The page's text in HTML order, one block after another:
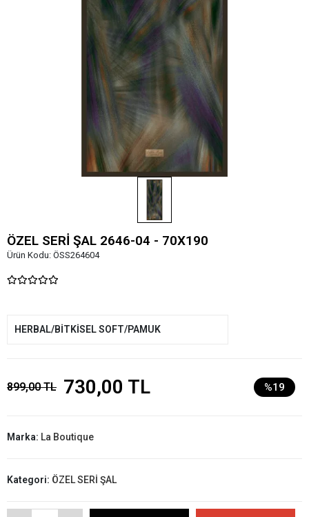
ÖZEL SERİ ŞAL 2646-04 - 70X190
Ürün Kodu: ÖSS264604
HERBAL/BİTKİSEL SOFT/PAMUK
899,00 TL 730,00 TL %19
Marka: La Boutique
Kategori: ÖZEL SERİ ŞAL